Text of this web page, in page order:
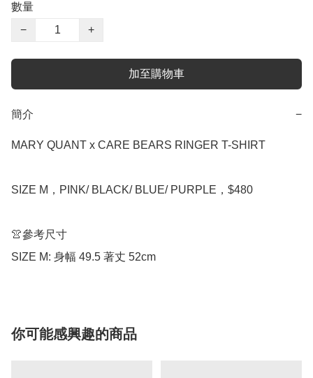
數量
−
+
加至購物車
簡介 −
MARY QUANT x CARE BEARS RINGER T-SHIRT
SIZE M，PINK/ BLACK/ BLUE/ PURPLE，$480
👚參考尺寸
你可能感興趣的商品